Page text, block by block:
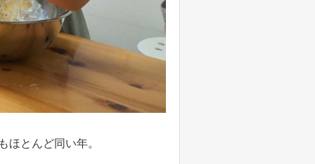
とんど同い年。